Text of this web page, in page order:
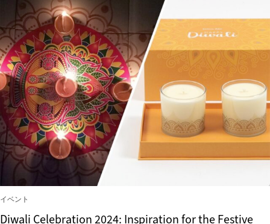
イベント
Diwali Celebration 2024: Inspiration for the Festive